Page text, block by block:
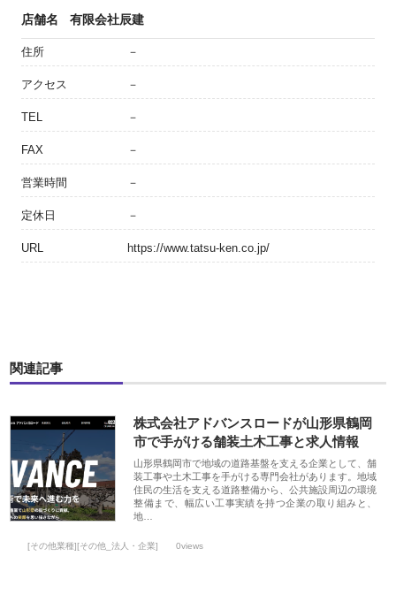
店舗名 有限会社辰建
住所 －
アクセス －
TEL －
FAX －
営業時間 －
定休日 －
URL https://www.tatsu-ken.co.jp/
関連記事
株式会社アドバンスロードが山形県鶴岡
市で手がける舗装土木工事と求人情報
山形県鶴岡市で地域の道路基盤を支える企業として、舗
装工事や土木工事を手がける専門会社があります。地域
住民の生活を支える道路整備から、公共施設周辺の環境
整備まで、幅広い工事実績を持つ企業の取り組みと、
地…
[その他業種][その他_法人・企業] 0views